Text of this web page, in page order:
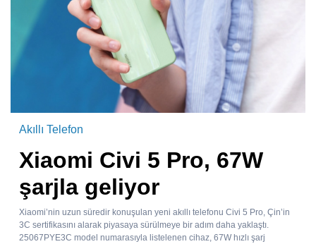
Akıllı Telefon
Xiaomi Civi 5 Pro, 67W
şarjla geliyor
Xiaomi’nin uzun süredir konuşulan yeni akıllı telefonu Civi 5 Pro, Çin’in
3C sertifikasını alarak piyasaya sürülmeye bir adım daha yaklaştı.
25067PYE3C model numarasıyla listelenen cihaz, 67W hızlı şarj